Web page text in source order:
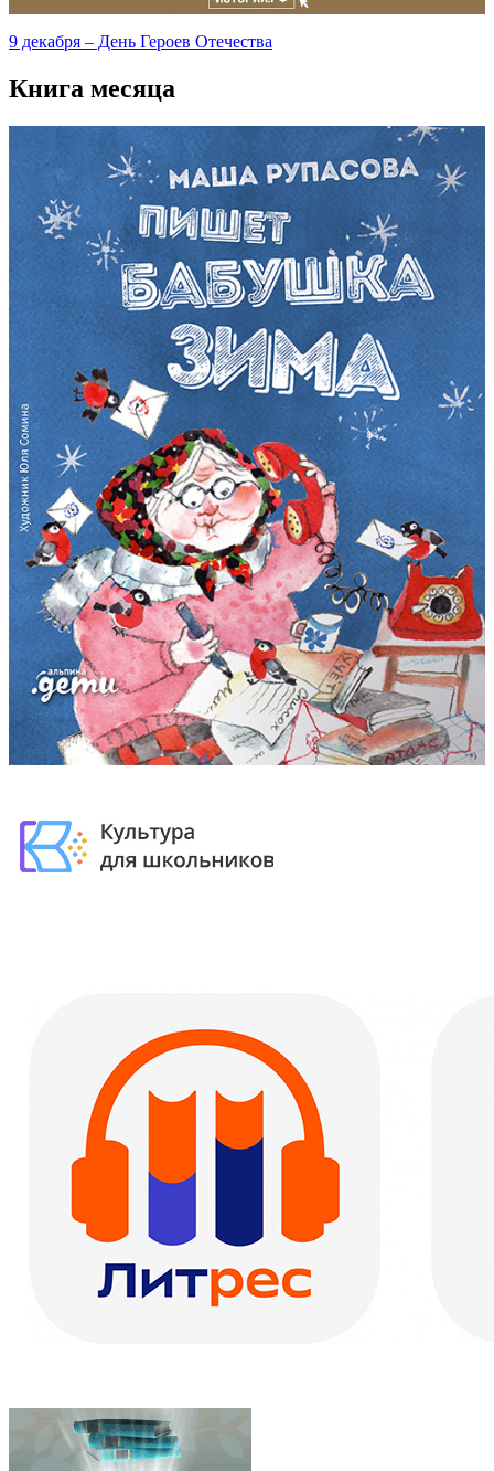
9 декабря – День Героев Отечества
Книга месяца